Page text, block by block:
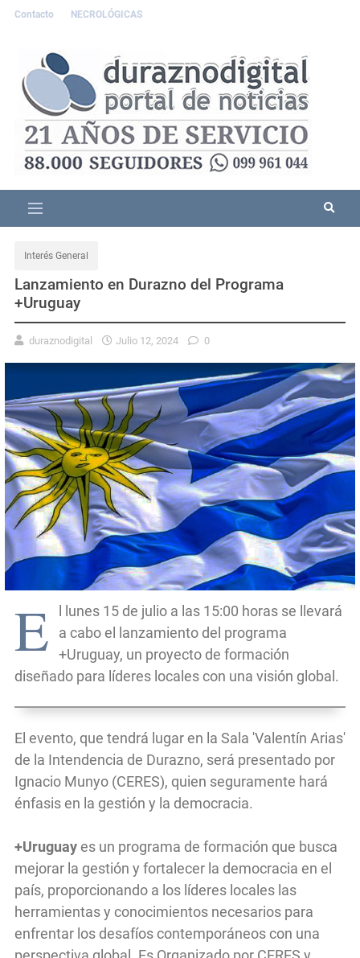
Contacto NECROLÓGICAS
Interés General
Lanzamiento en Durazno del Programa
+Uruguay
duraznodigital Julio 12, 2024 0
E
l lunes 15 de julio a las 15:00 horas se llevará
a cabo el lanzamiento del programa
+Uruguay, un proyecto de formación
diseñado para líderes locales con una visión global.
El evento, que tendrá lugar en la Sala 'Valentín Arias'
de la Intendencia de Durazno, será presentado por
Ignacio Munyo (CERES), quien seguramente hará
énfasis en la gestión y la democracia.
+Uruguay es un programa de formación que busca
mejorar la gestión y fortalecer la democracia en el
país, proporcionando a los líderes locales las
herramientas y conocimientos necesarios para
enfrentar los desafíos contemporáneos con una